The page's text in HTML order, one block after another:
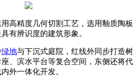
高精度几何切割工艺，选用釉质陶板
有辨识度的建筑形象。
绿地与下沉式庭院，红线外同步打造树
、滨水平台等复合空间，东侧还将代
外一体化开发。